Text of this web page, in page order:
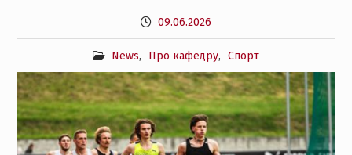
09.06.2026
News, Про кафедру, Спорт